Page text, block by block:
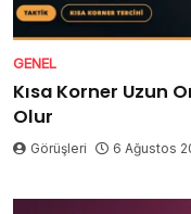
GENEL
Kısa Korner Uzun
Olur
Görüşleri 6 Ağustos